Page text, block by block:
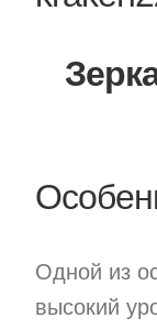
Одной из
высокий